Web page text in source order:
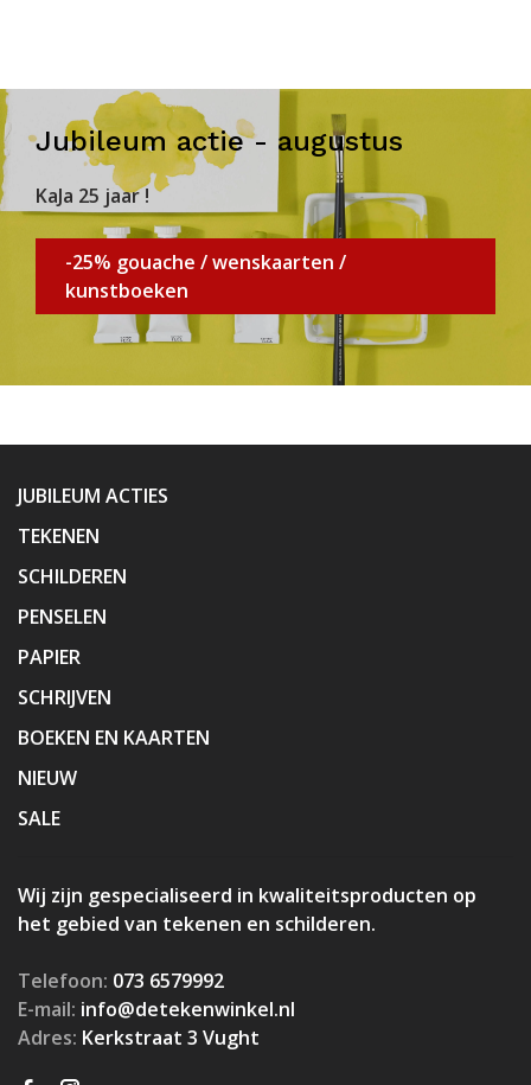
Jubileum actie - augustus
KaJa 25 jaar !
-25% gouache / wenskaarten /
kunstboeken
JUBILEUM ACTIES
TEKENEN
SCHILDEREN
PENSELEN
PAPIER
SCHRIJVEN
BOEKEN EN KAARTEN
NIEUW
SALE
Wij zijn gespecialiseerd in kwaliteitsproducten op
het gebied van tekenen en schilderen.
Telefoon: 073 6579992
E-mail: info@detekenwinkel.nl
Adres: Kerkstraat 3 Vught